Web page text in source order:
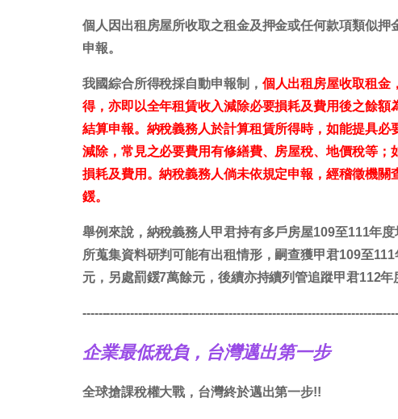
個人因出租房屋所收取之租金及押金或任何款項類似
申報。
我國綜合所得稅採自動申報制， 個人出租房屋收取租金
得，亦即以全年租賃收入減除必要損耗及費用後之餘
結算申報。納稅義務人於計算租賃所得時，如能提具
減除，常見之必要費用有修繕費、房屋稅、地價稅等
損耗及費用。納稅義務人倘未依規定申報，經稽徵機
鍰。
舉例來說，納稅義務人甲君持有多戶房屋109至111年
所蒐集資料研判可能有出租情形，嗣查獲甲君109至
元，另處罰鍰7萬餘元，後續亦持續列管追蹤甲君112年
企業最低稅負，台灣邁出第一步
全球搶課稅權大戰，台灣終於邁出第一步!!